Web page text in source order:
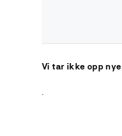
Vi tar ikke opp